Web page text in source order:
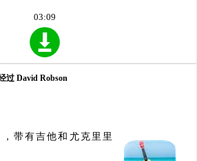
03:09
过 David Robson
带有吉他和尤克里里